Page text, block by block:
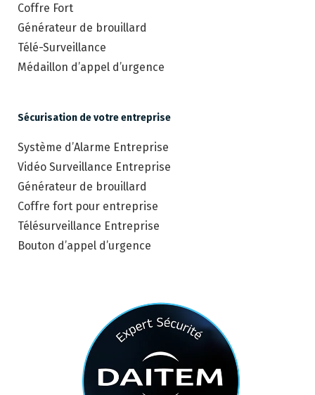
Coffre Fort
Générateur de brouillard
Télé-Surveillance
Médaillon d’appel d’urgence
Sécurisation de votre entreprise
Système d’Alarme Entreprise
Vidéo Surveillance Entreprise
Générateur de brouillard
Coffre fort pour entreprise
Télésurveillance Entreprise
Bouton d’appel d’urgence